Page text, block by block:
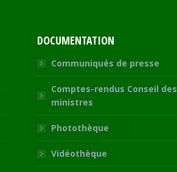
DOCUMENTATION
Communiqués de presse
Comptes-rendus Conseil des
ministres
Photothèque
Vidéothèque